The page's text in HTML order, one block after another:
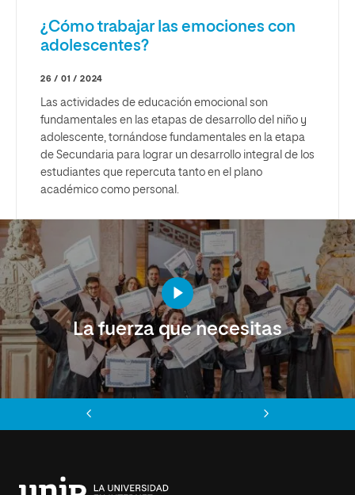
¿Cómo trabajar las emociones con
adolescentes?
26 / 01 / 2024
Las actividades de educación emocional son
fundamentales en las etapas de desarrollo del niño y
adolescente, tornándose fundamentales en la etapa
de Secundaria para lograr un desarrollo integral de los
estudiantes que repercuta tanto en el plano
académico como personal.
La fuerza que necesitas